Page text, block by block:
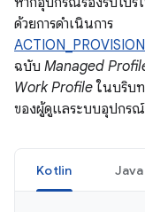
ด้วยการดำเนินการ
ฉบับ Managed
Work Profile ในบริบ
ของผู้ดูแลระบบอุปกร
Kotlin Java